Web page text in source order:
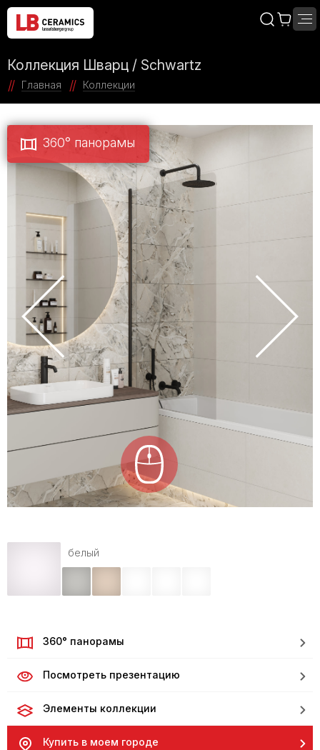
Коллекция Шварц / Schwartz
Главная Коллекции
360° панорамы
белый
360° панорамы
Посмотреть презентацию
Элементы коллекции
Купить в моем городе